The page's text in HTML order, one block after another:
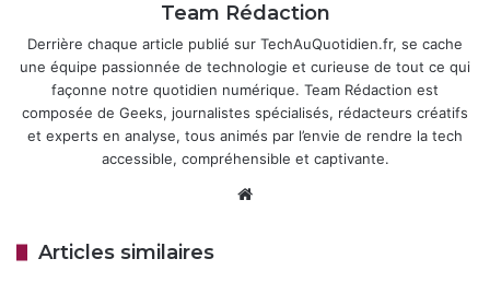
offrir des gains en efficacité pour des tâches comme la
prise de notes, l’édition multimédia ou la gestion
multitâche.
Articles similaires
Samsung Galaxy Z Fold 8 : Les
records !
il y a 4 jours
Team Rédaction
Derrière chaque article publié sur TechAuQuotidien.fr, se cache
une équipe passionnée de technologie et curieuse de tout ce qui
façonne notre quotidien numérique. Team Rédaction est
composée de Geeks, journalistes spécialisés, rédacteurs créatifs
et experts en analyse, tous animés par l’envie de rendre la tech
accessible, compréhensible et captivante.
Articles similaires